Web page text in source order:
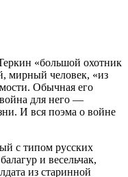
«большой охотник
мирный человек, «из
Обычная его
для него —
И вся поэма о войне
с типом русских
и весельчак,
из старинной